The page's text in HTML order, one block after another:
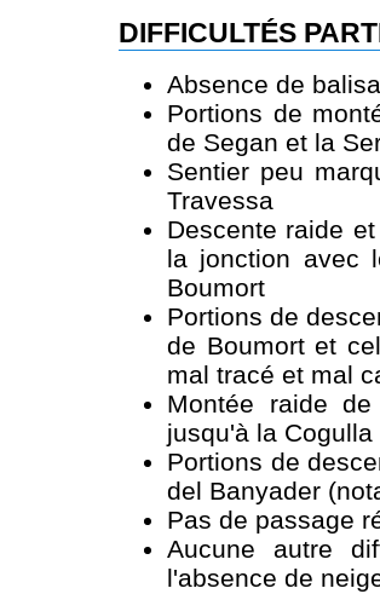
DIFFICULTÉS
Absence de
Portions de
de Segan et la
Sentier peu
Travessa
Descente raide
la jonction avec
Boumort
Portions de
de Boumort et
mal tracé et mal
Montée raide
jusqu'à la Cogulla
Portions de
del Banyader
Pas de passage
Aucune autre
l'absence de